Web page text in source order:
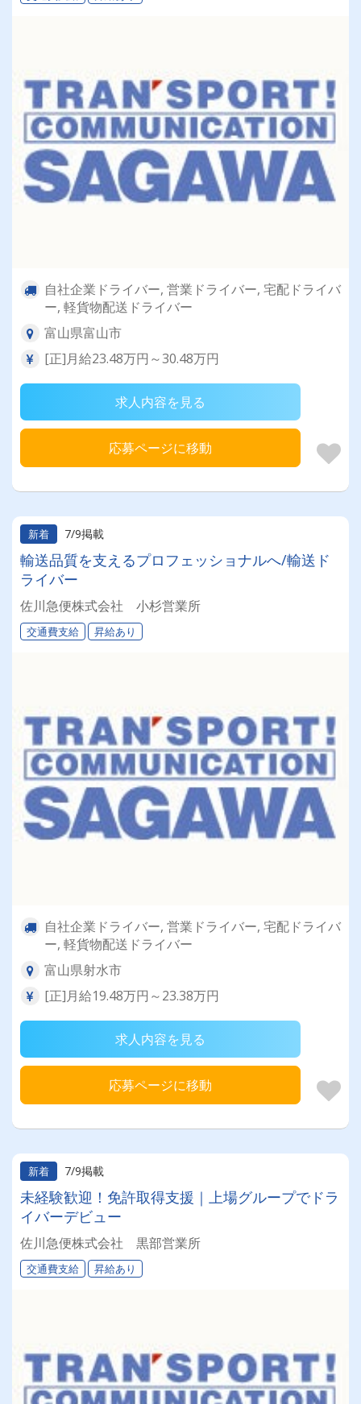
自社企業ドライバー, 営業ドライバー, 宅配ドライバ
ー, 軽貨物配送ドライバー
富山県富山市
[正]月給23.48万円～30.48万円
求人内容を見る
応募ページに移動
新着 7/9掲載
輸送品質を支えるプロフェッショナルへ/輸送ド
ライバー
佐川急便株式会社 小杉営業所
交通費支給 昇給あり
自社企業ドライバー, 営業ドライバー, 宅配ドライバ
ー, 軽貨物配送ドライバー
富山県射水市
[正]月給19.48万円～23.38万円
求人内容を見る
応募ページに移動
新着 7/9掲載
未経験歓迎！免許取得支援｜上場グループでドラ
イバーデビュー
佐川急便株式会社 黒部営業所
交通費支給 昇給あり